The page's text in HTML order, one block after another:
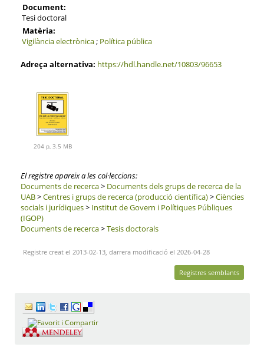
Document:
Tesi doctoral
Matèria:
Vigilància electrònica; Política pública
Adreça alternativa: https://hdl.handle.net/10803/96653
204 p, 3.5 MB
El registre apareix a les col·leccions:
Documents de recerca> Documents dels grups de recerca de la
UAB>Centres i grups de recerca (producció científica)>Ciències
socials i jurídiques> Institut de Govern i Polítiques Públiques
(IGOP)
Documents de recerca>Tesis doctorals
Registre creat el 2013-02-13, darrera modificació el 2026-04-28
Registres semblants